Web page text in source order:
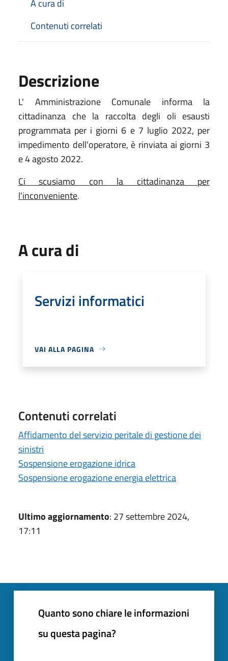
A cura di
Contenuti correlati
Descrizione
L' Amministrazione Comunale informa la
cittadinanza che la raccolta degli oli esausti
programmata per i giorni 6 e 7 luglio 2022, per
impedimento dell'operatore, è rinviata ai giorni 3
e 4 agosto 2022.
Ci scusiamo con la cittadinanza per
l'inconveniente.
A cura di
Servizi informatici
VAI ALLA PAGINA
Contenuti correlati
Affidamento del servizio peritale di gestione dei
sinistri
Sospensione erogazione idrica
Sospensione erogazione energia elettrica
Ultimo aggiornamento: 27 settembre 2024,
17:11
Quanto sono chiare le informazioni
su questa pagina?